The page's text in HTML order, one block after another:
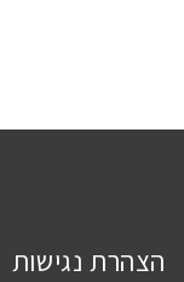
הצהרת נגישות